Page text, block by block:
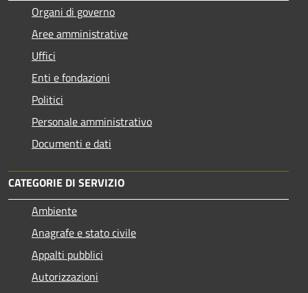
Organi di governo
Aree amministrative
Uffici
Enti e fondazioni
Politici
Personale amministrativo
Documenti e dati
CATEGORIE DI SERVIZIO
Ambiente
Anagrafe e stato civile
Appalti pubblici
Autorizzazioni